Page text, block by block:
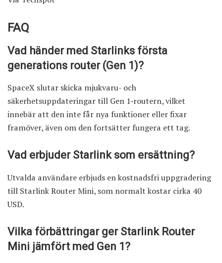
FAQ
Vad händer med Starlinks första
generations router (Gen 1)?
SpaceX slutar skicka mjukvaru- och
säkerhetsuppdateringar till Gen 1‑routern, vilket
innebär att den inte får nya funktioner eller fixar
framöver, även om den fortsätter fungera ett tag.
Vad erbjuder Starlink som ersättning?
Utvalda användare erbjuds en kostnadsfri uppgradering
till Starlink Router Mini, som normalt kostar cirka 40
USD.
Vilka förbättringar ger Starlink Router
Mini jämfört med Gen 1?